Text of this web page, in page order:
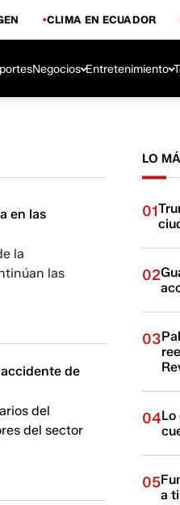
CLIMA EN ECUADOR
Negocios Entretenimiento
en las
la
las
de
del
del sector
LO
01
02
03
04Lo
05
a